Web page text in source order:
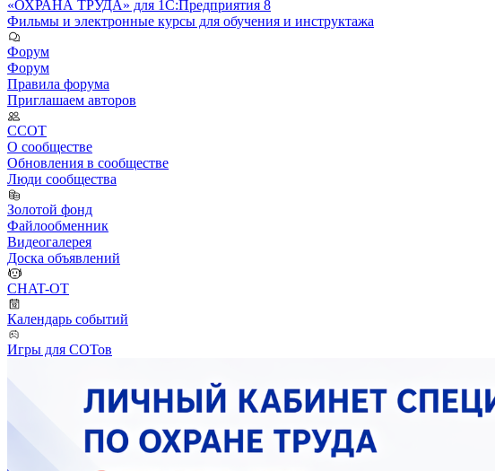
«ОХРАНА ТРУДА» для 1С:Предприятия 8
Фильмы и электронные курсы для обучения и инструктажа
Форум
Форум
Правила форума
Приглашаем авторов
ССОТ
О сообществе
Обновления в сообществе
Люди сообщества
Золотой фонд
Файлообменник
Видеогалерея
Доска объявлений
CHAT-OT
Календарь событий
Игры для СОТов